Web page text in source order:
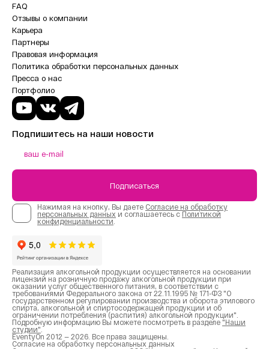
FAQ
Отзывы о компании
Карьера
Партнеры
Правовая информация
Политика обработки персональных данных
Пресса о нас
Портфолио
Подпишитесь на наши новости
Подписаться
Нажимая на кнопку, Вы даете Согласие на обработку
персональных данных и соглашаетесь с Политикой
конфиденциальности.
Реализация алкогольной продукции осуществляется на основании
лицензий на розничную продажу алкогольной продукции при
оказании услуг общественного питания, в соответствии с
требованиями Федерального закона от 22.11.1995 № 171-ФЗ "О
государственном регулировании производства и оборота этилового
спирта, алкогольной и спиртосодержащей продукции и об
ограничении потребления (распития) алкогольной продукции".
Подробную информацию Вы можете посмотреть в разделе "Наши
студии".
EventyOn 2012 — 2026. Все права защищены.
Согласие на обработку персональных данных